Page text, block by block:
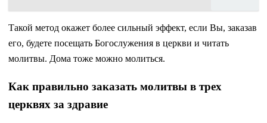
Такой метод окажет более сильный эффект, если Вы, заказав
его, будете посещать Богослужения в церкви и читать
молитвы. Дома тоже можно молиться.
Как правильно заказать молитвы в трех
церквях за здравие